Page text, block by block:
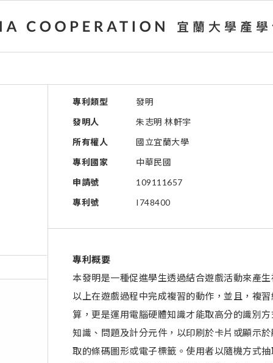
專利類型
發明
發明人
朱志明 林軒宇
所有權人
國立宜蘭大學
專利國家
中華民國
申請號
109111657
專利號
I748400
專利概要
本發明是一種促進學生透過結合遊戲活動來產
以上在遊戲過程中完成複習的動作，並且，複
算，更是運用電腦硬體知識才能取高分的識別
知識、問題及計分元件，以印刷於卡片或顯示
取的條碼圖形或電子標籤。使用者以隨機方式